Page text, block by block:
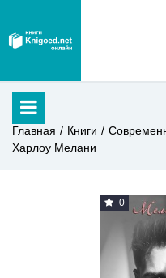
Главная Книги
Харлоу Мелани
0